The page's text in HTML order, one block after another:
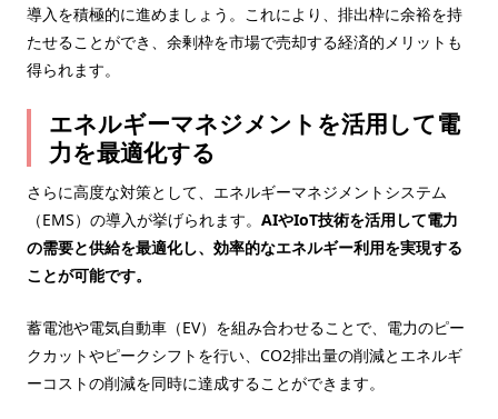
導入を積極的に進めましょう。これにより、排出枠に余裕を持
たせることができ、余剰枠を市場で売却する経済的メリットも
得られます。
エネルギーマネジメントを活用して電
力を最適化する
さらに高度な対策として、エネルギーマネジメントシステム
（EMS）の導入が挙げられます。 AIやIoT技術を活用して電力
の需要と供給を最適化し、効率的なエネルギー利用を実現する
ことが可能です。
蓄電池や電気自動車（EV）を組み合わせることで、電力のピー
クカットやピークシフトを行い、CO2排出量の削減とエネルギ
ーコストの削減を同時に達成することができます。